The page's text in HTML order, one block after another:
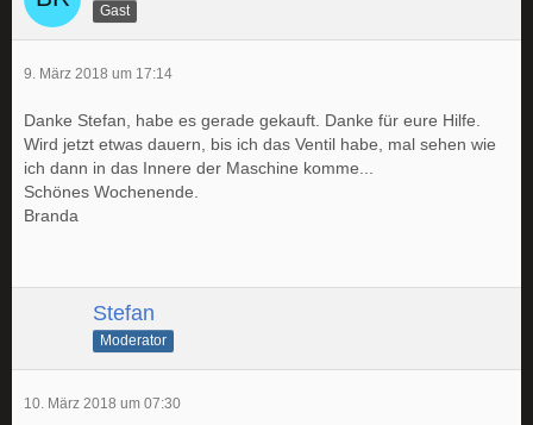
Gast
9. März 2018 um 17:14
Danke Stefan, habe es gerade gekauft. Danke für eure Hilfe.
Wird jetzt etwas dauern, bis ich das Ventil habe, mal sehen wie
ich dann in das Innere der Maschine komme...
Schönes Wochenende.
Branda
Stefan
Moderator
10. März 2018 um 07:30